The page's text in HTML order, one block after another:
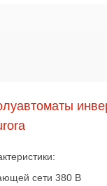
сети 380 В